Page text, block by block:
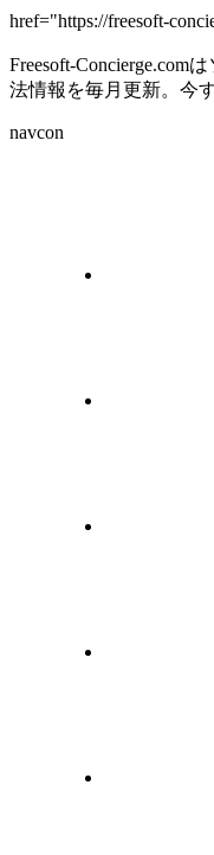
href="https://freesoft-
Freesoft-Concierge.com
法情報を毎月更新。今
navcon